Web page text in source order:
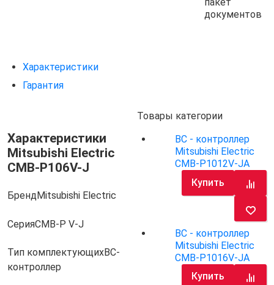
документов
Характеристики
Гарантия
Характеристики
Mitsubishi Electric
CMB-P106V-J
БрендMitsubishi Electric
СерияCMB-P V-J
Тип комплектующихBC-
контроллер
Товары категории
BC - контроллер
Mitsubishi Electric
CMB-P1012V-JA
Купить
BC - контроллер
Mitsubishi Electric
CMB-P1016V-JA
Купить